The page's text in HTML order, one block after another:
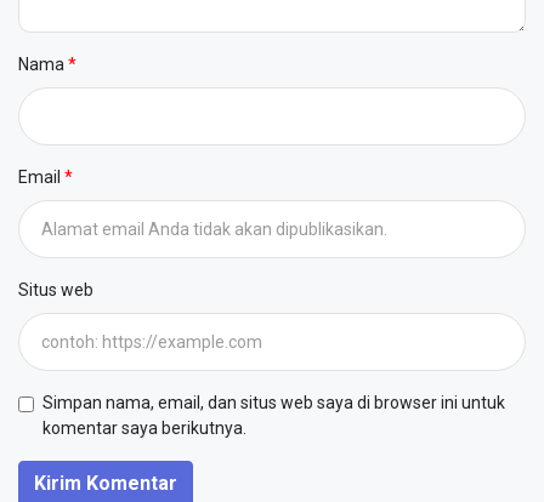
Nama
Email
Situs web
Simpan nama, email, dan situs web saya di browser ini untuk
komentar saya berikutnya.
Kirim Komentar